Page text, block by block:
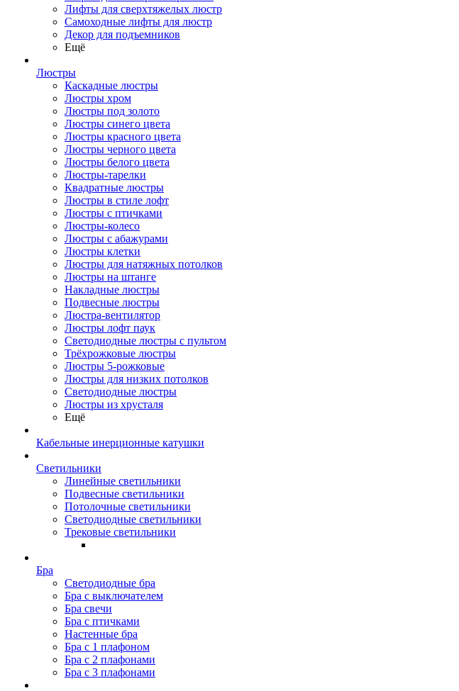
Лифты для сверхтяжелых люстр
Самоходные лифты для люстр
Декор для подъемников
Ещё
Люстры
Каскадные люстры
Люстры хром
Люстры под золото
Люстры синего цвета
Люстры красного цвета
Люстры черного цвета
Люстры белого цвета
Люстры-тарелки
Квадратные люстры
Люстры в стиле лофт
Люстры с птичками
Люстры-колесо
Люстры с абажурами
Люстры клетки
Люстры для натяжных потолков
Люстры на штанге
Накладные люстры
Подвесные люстры
Люстра-вентилятор
Люстры лофт паук
Светодиодные люстры с пультом
Трёхрожковые люстры
Люстры 5-рожковые
Люстры для низких потолков
Cветодиодные люстры
Люстры из хрусталя
Ещё
Кабельные инерционные катушки
Светильники
Линейные светильники
Подвесные светильники
Потолочные светильники
Светодиодные светильники
Трековые светильники
Бра
Светодиодные бра
Бра с выключателем
Бра свечи
Бра с птичками
Настенные бра
Бра с 1 плафоном
Бра с 2 плафонами
Бра с 3 плафонами